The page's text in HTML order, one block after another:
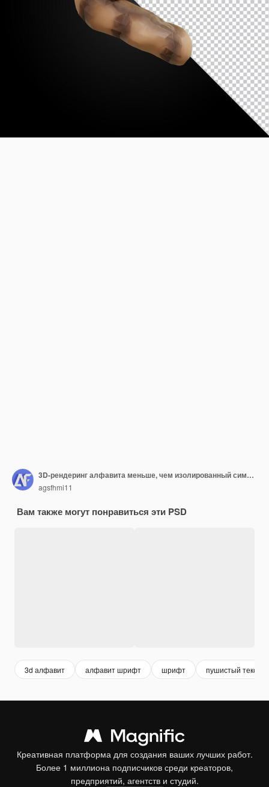
3D-рендеринг алфавита меньше, чем изолированный символ
agsfhmi11
Вам также могут понравиться эти PSD
3d алфавит алфавит шрифт шрифт пушистый текст
Креативная платформа для создания ваших лучших работ.
Более 1 миллиона подписчиков среди креаторов,
предприятий, агентств и студий.